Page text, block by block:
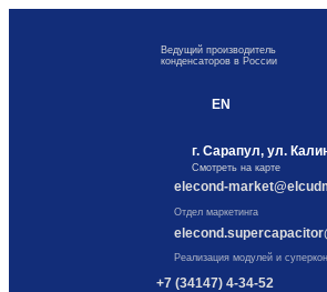
Ведущий производитель
конденсаторов в России
EN
г. Сарапул, ул.
Смотреть на карте
elecond-
Отдел маркетинга
Реализация модулей и
+7 (34147) 4-34-52